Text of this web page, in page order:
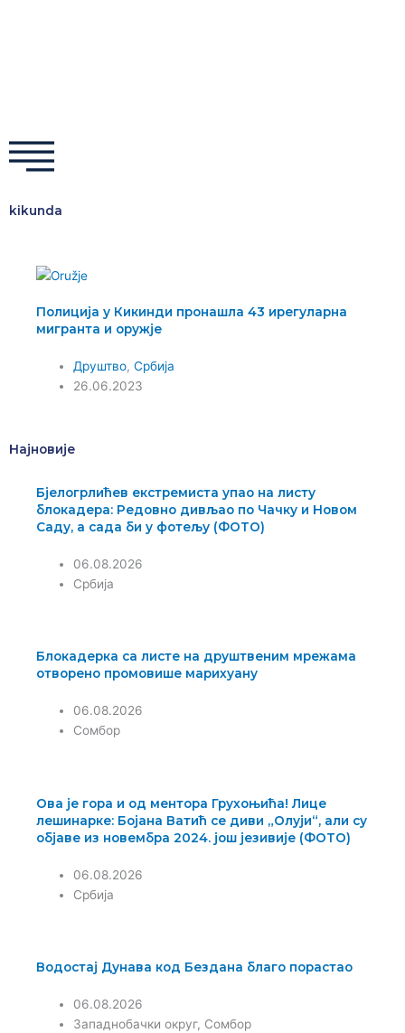
c
e
o
o
g
r
a
e
r
b
kikunda
Полиција у Кикинди пронашла 43 ирегуларна
мигранта и оружје
Друштво,Србија
26.06.2023
Најновије
Бјелогрлићев екстремиста упао на листу
блокадера: Редовно дивљао по Чачку и Новом
Саду, а сада би у фотељу (ФОТО)
06.08.2026
Србија
Блокадерка са листе на друштвеним мрежама
отворено промовише марихуану
06.08.2026
Сомбор
Ова је гора и од ментора Грухоњића! Лице
лешинарке: Бојана Ватић се диви „Олуји“, али су
објаве из новембра 2024. још језивије (ФОТО)
06.08.2026
Србија
Водостај Дунава код Бездана благо порастао
06.08.2026
Западнобачки округ, Сомбор